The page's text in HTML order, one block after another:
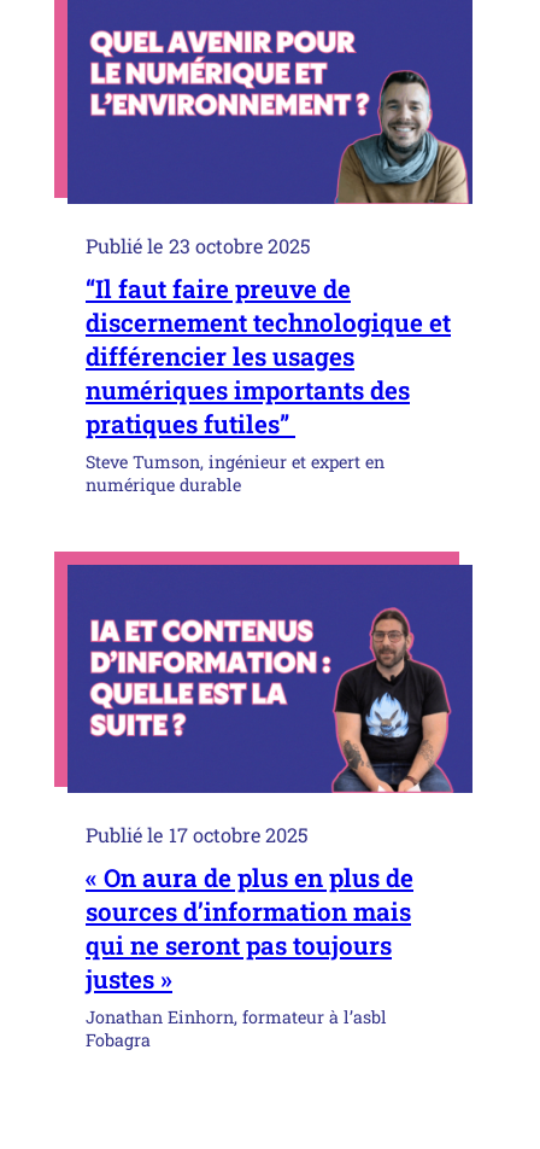
Publié le 23 octobre 2025
“Il faut faire preuve de
discernement technologique et
différencier les usages
numériques importants des
pratiques futiles”
Steve Tumson, ingénieur et expert en
numérique durable
Publié le 17 octobre 2025
« On aura de plus en plus de
sources d’information mais
qui ne seront pas toujours
justes »
Jonathan Einhorn, formateur à l’asbl
Fobagra